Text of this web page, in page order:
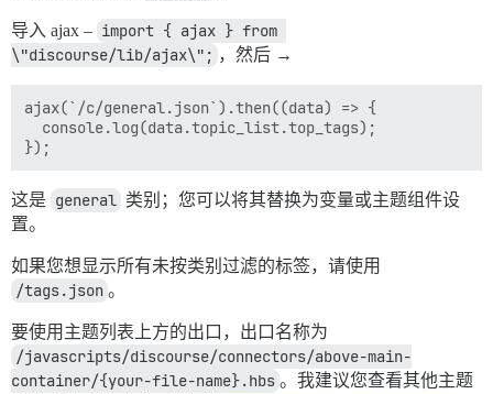
导入 ajax – import { ajax } from
\"discourse/lib/ajax\"; ，然后 →
ajax(`/c/general.json`).then((data) => {
  console.log(data.topic_list.top_tags);
这是 general 类别；您可以将其替换为变量或主题组件设
置。
如果您想显示所有未按类别过滤的标签，请使用
/tags.json 。
要使用主题列表上方的出口，出口名称为
/javascripts/discourse/connectors/above-main-
container/{your-file-name}.hbs 。我建议您查看其他主题